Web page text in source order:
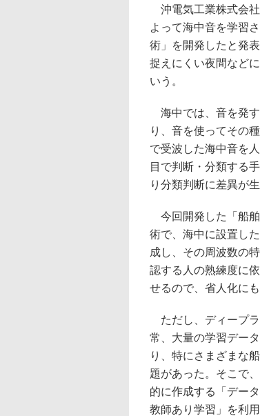
沖電気工業株式会社
よって海中音を学習
術」を開発したと発
捉えにくい夜間など
いう。
海中では、音を発
り、音を使ってその
で受波した海中音を
目で判断・分類する
り分類判断に差異が
今回開発した「船
術で、海中に設置し
成し、その周波数の
認する人の熟練度に
せるので、省人化に
ただし、ディープラ
常、大量の学習デー
り、特にさまざまな
題があった。そこで
的に作成する「デー
教師あり学習」を利